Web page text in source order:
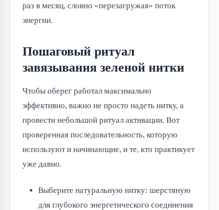
раз в месяц, словно «перезагружая» поток
энергии.
Пошаговый ритуал
завязывания зеленой нитки
Чтобы оберег работал максимально
эффективно, важно не просто надеть нитку, а
провести небольшой ритуал активации. Вот
проверенная последовательность, которую
используют и начинающие, и те, кто практикует
уже давно.
Выберите натуральную нитку: шерстяную
для глубокого энергетического соединения